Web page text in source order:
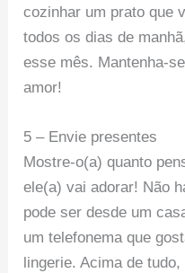
cozinhar um prato que
todos os dias de
esse mês. Mantenha-
amor!
5 – Envie presentes
Mostre-o(a) quanto
ele(a) vai adorar! Não
pode ser desde um
um telefonema que
lingerie. Acima de